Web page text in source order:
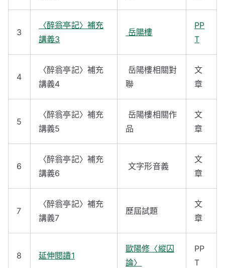
3
〈醉翁亭記〉補充
講義3
岳陽樓
PP
T
4
〈醉翁亭記〉補充
講義4
岳陽樓相關對
聯
文
章
5
〈醉翁亭記〉補充
講義5
岳陽樓相關作
品
文
章
6
〈醉翁亭記〉補充
講義6
文字形音義
文
章
7
〈醉翁亭記〉補充
講義7
歷屆試題
文
章
8 延伸閱讀1
歐陽修〈縱囚
論〉
PP
T